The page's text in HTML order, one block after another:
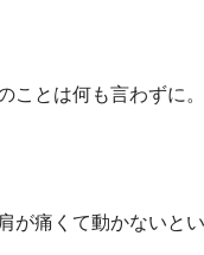
ことは何も言わずに。
が痛くて動かないとい